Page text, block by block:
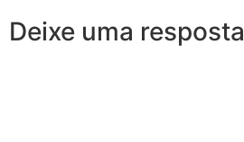
Deixe uma resposta